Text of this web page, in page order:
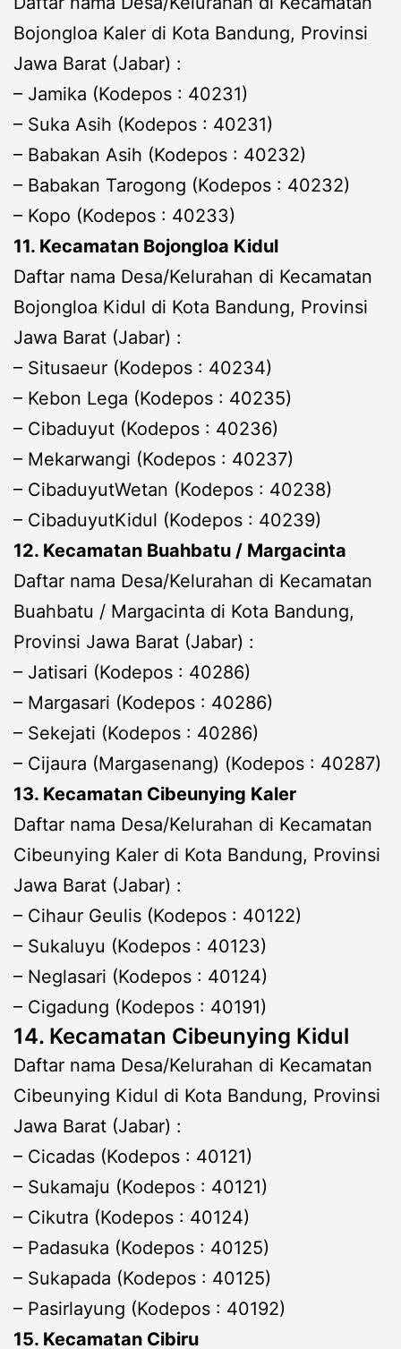
Bojongloa Kaler di Kota Bandung, Provinsi
Jawa Barat (Jabar) :
– Jamika (Kodepos : 40231)
– Suka Asih (Kodepos : 40231)
– Babakan Asih (Kodepos : 40232)
– Babakan Tarogong (Kodepos : 40232)
– Kopo (Kodepos : 40233)
11. Kecamatan Bojongloa Kidul
Daftar nama Desa/Kelurahan di Kecamatan
Bojongloa Kidul di Kota Bandung, Provinsi
Jawa Barat (Jabar) :
– Situsaeur (Kodepos : 40234)
– Kebon Lega (Kodepos : 40235)
– Cibaduyut (Kodepos : 40236)
– Mekarwangi (Kodepos : 40237)
– CibaduyutWetan (Kodepos : 40238)
– CibaduyutKidul (Kodepos : 40239)
12. Kecamatan Buahbatu / Margacinta
Daftar nama Desa/Kelurahan di Kecamatan
Buahbatu / Margacinta di Kota Bandung,
Provinsi Jawa Barat (Jabar) :
– Jatisari (Kodepos : 40286)
– Margasari (Kodepos : 40286)
– Sekejati (Kodepos : 40286)
– Cijaura (Margasenang) (Kodepos : 40287)
13. Kecamatan Cibeunying Kaler
Daftar nama Desa/Kelurahan di Kecamatan
Cibeunying Kaler di Kota Bandung, Provinsi
Jawa Barat (Jabar) :
– Cihaur Geulis (Kodepos : 40122)
– Sukaluyu (Kodepos : 40123)
– Neglasari (Kodepos : 40124)
– Cigadung (Kodepos : 40191)
14. Kecamatan Cibeunying Kidul
Daftar nama Desa/Kelurahan di Kecamatan
Cibeunying Kidul di Kota Bandung, Provinsi
Jawa Barat (Jabar) :
– Cicadas (Kodepos : 40121)
– Sukamaju (Kodepos : 40121)
– Cikutra (Kodepos : 40124)
– Padasuka (Kodepos : 40125)
– Sukapada (Kodepos : 40125)
– Pasirlayung (Kodepos : 40192)
15. Kecamatan Cibiru